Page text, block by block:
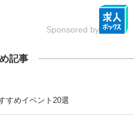
Sponsored by
記事
すめイベント20選